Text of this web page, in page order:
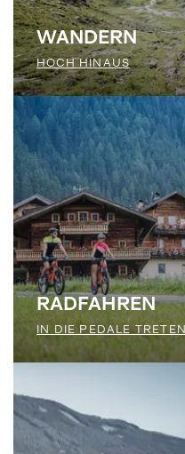
WANDERN
HOCH HINAUS
RADFAHREN
IN DIE PEDALE TRETEN